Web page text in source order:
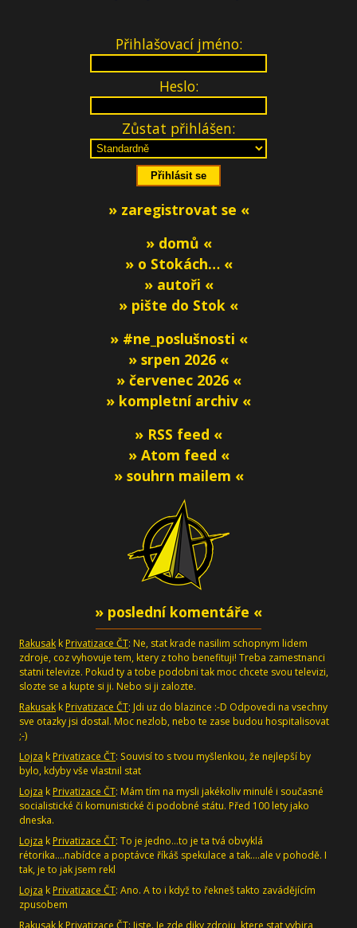
Přihlašovací jméno:
Heslo:
Zůstat přihlášen:
» zaregistrovat se «
» domů «
» o Stokách… «
» autoři «
» pište do Stok «
» #ne_poslušnosti «
» srpen 2026 «
» červenec 2026 «
» kompletní archiv «
» RSS feed «
» Atom feed «
» souhrn mailem «
» poslední komentáře «
Rakusak k Privatizace ČT: Ne, stat krade nasilim schopnym lidem
zdroje, coz vyhovuje tem, ktery z toho benefituji! Treba zamestnanci
statni televize. Pokud ty a tobe podobni tak moc chcete svou televizi,
slozte se a kupte si ji. Nebo si ji zalozte.
Rakusak k Privatizace ČT: Jdi uz do blazince :-D Odpovedi na vsechny
sve otazky jsi dostal. Moc nezlob, nebo te zase budou hospitalisovat
;-)
Lojza k Privatizace ČT: Souvisí to s tvou myšlenkou, že nejlepší by
bylo, kdyby vše vlastnil stat
Lojza k Privatizace ČT: Mám tím na mysli jakékoliv minulé i současné
socialistické či komunistické či podobné státu. Před 100 lety jako
dneska.
Lojza k Privatizace ČT: To je jedno...to je ta tvá obvyklá
rétorika....nabídce a poptávce říkáš spekulace a tak....ale v pohodě. I
tak, je to jak jsem rekl
Lojza k Privatizace ČT: Ano. A to i když to řekneš takto zavádějícím
zpusobem
Rakusak k Privatizace ČT: Jiste. Je zde diky zdroju, ktere stat vybira